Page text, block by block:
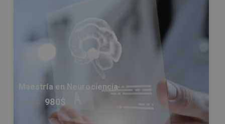
Maestría en Neurociencia
980$